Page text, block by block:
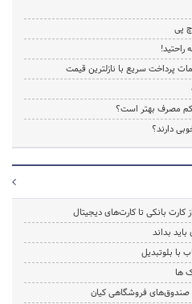
راحتید!
پرداخت سریع با نازلترین قیمت
کم مصرف بهتر است؟
دارند؟
بانکی تا کارت‌های دیجیتال
بداند
با بلوتبدیل
ها
صندوق‌های فروشگاهی کیان